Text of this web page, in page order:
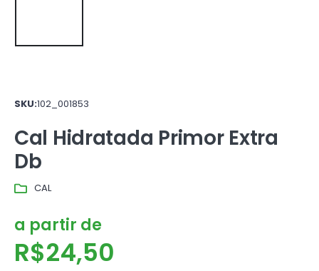
SKU:102_001853
Cal Hidratada Primor Extra
Db
CAL
a partir de
R$24,50